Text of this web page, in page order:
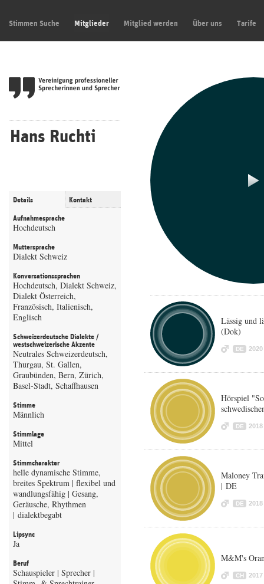
Stimmen Suche Mitglieder Mitglied werden Über uns Tarife
Hans Ruchti
Details Kontakt
Aufnahmesprache
Hochdeutsch
Muttersprache
Dialekt Schweiz
Konversationssprachen
Hochdeutsch, Dialekt Schweiz,
Dialekt Österreich,
Französisch, Italienisch,
Englisch
Schweizerdeutsche Dialekte /
westschweizerische Akzente
Neutrales Schweizerdeutsch,
Thurgau, St. Gallen,
Graubünden, Bern, Zürich,
Basel-Stadt, Schaffhausen
Stimme
Männlich
Stimmlage
Mittel
Stimmcharakter
helle dynamische Stimme,
breites Spektrum | flexibel und
wandlungsfähig | Gesang,
Geräusche, Rhythmen
| dialektbegabt
Lipsync
Ja
Beruf
Schauspieler | Sprecher |
Lässig und
(Dok)
DE 2020
Hörspiel
DE 2018
Maloney
| DE
DE 2018
M&M's
CH 2017